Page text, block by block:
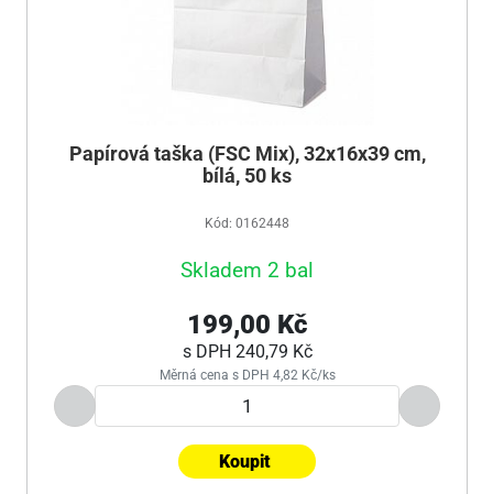
Papírová taška (FSC Mix), 32x16x39 cm,
bílá, 50 ks
Kód: 0162448
Skladem 2 bal
199,00 Kč
s DPH 240,79 Kč
Měrná cena s DPH 4,82 Kč/ks
Koupit